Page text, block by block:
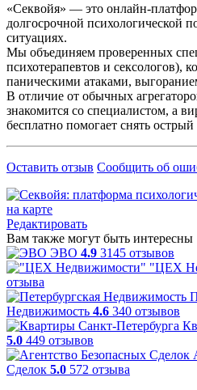
«Секвойя» — это онлайн-
долгосрочной психологической
ситуациях.
Мы объединяем проверенных
психотерапевтов и сексологов),
паническими атаками,
В отличие от обычных
знакомится со специалистом, а
бесплатно помогает снять
Оставить отзыв Сообщить об
Редактировать
Вам также могут быть интересны
ЭВО 4.9 3145 отзывов
"ЦЕХ
отзыва
Недвижимость 4.6 340 отзывов
5.0 449 отзывов
Сделок 5.0 572 отзыва